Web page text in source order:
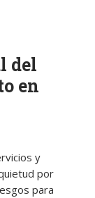
del
en
y
por
para